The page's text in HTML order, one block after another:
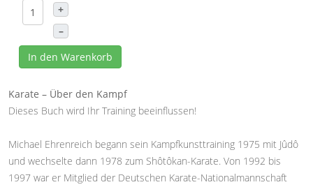
+
–
In den Warenkorb
Karate – Über den Kampf
Dieses Buch wird Ihr Training beeinflussen!
Michael Ehrenreich begann sein Kampfkunsttraining 1975 mit Jûdô
und wechselte dann 1978 zum Shôtôkan-Karate. Von 1992 bis
1997 war er Mitglied der Deutschen Karate-Nationalmannschaft